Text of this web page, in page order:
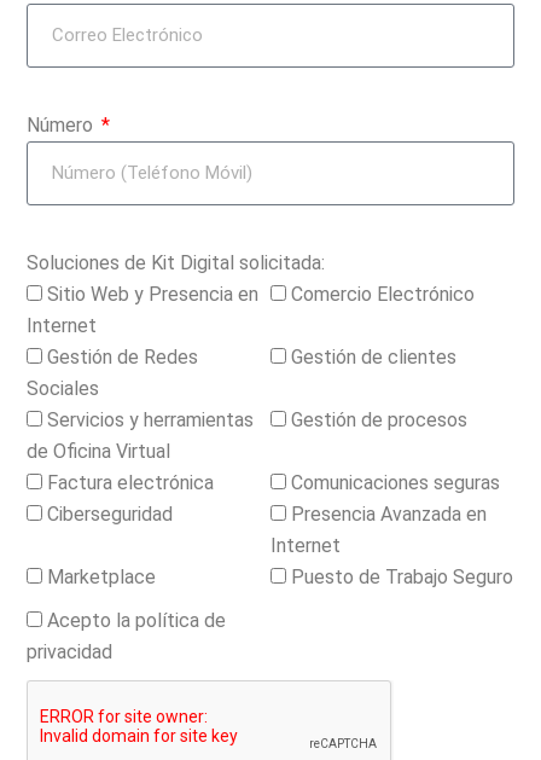
Número
Soluciones de Kit Digital solicitada:
Sitio Web y Presencia en
Internet
Comercio Electrónico
Gestión de Redes
Sociales
Gestión de clientes
Servicios y herramientas
de Oficina Virtual
Gestión de procesos
Factura electrónica
Comunicaciones seguras
Ciberseguridad
Presencia Avanzada en
Internet
Marketplace
Puesto de Trabajo Seguro
Acepto la política de
privacidad